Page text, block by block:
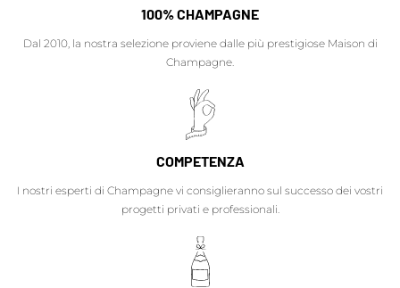
100% CHAMPAGNE
Dal 2010, la nostra selezione proviene dalle più prestigiose Maison di
Champagne.
COMPETENZA
I nostri esperti di Champagne vi consiglieranno sul successo dei vostri
progetti privati e professionali.